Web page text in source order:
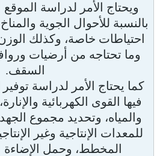
ويحتاج الأمر لدراسة
بالنسبة للأحوال الجوية
احتياطات خاصة، وكذلك
وما تحتاجه من أرضيات
السقف.
كما يحتاج الأمر لدراسة توفير
فيها القوى الكهربائية
والمياه، وتحديد مجموع
للمعدات الإنتاجية وغير
المخطط، وحمل الإضاءة